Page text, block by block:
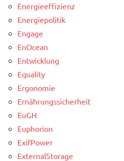
Energieeffizienz
Energiepolitik
Engage
EnOcean
Entwicklung
Equality
Ergonomie
Ernährungssicherheit
EuGH
Euphorion
ExifPower
ExternalStorage